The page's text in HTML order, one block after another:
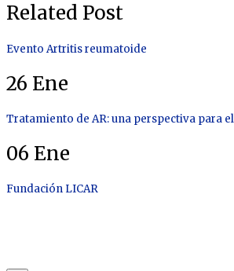
Related Post
Evento Artritis reumatoide
26 Ene
Tratamiento de AR: una perspectiva para
06 Ene
Fundación LICAR